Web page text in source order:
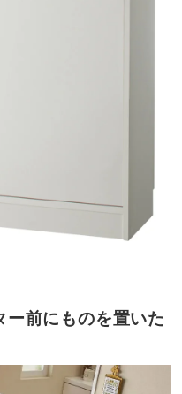
ー前にものを置いた